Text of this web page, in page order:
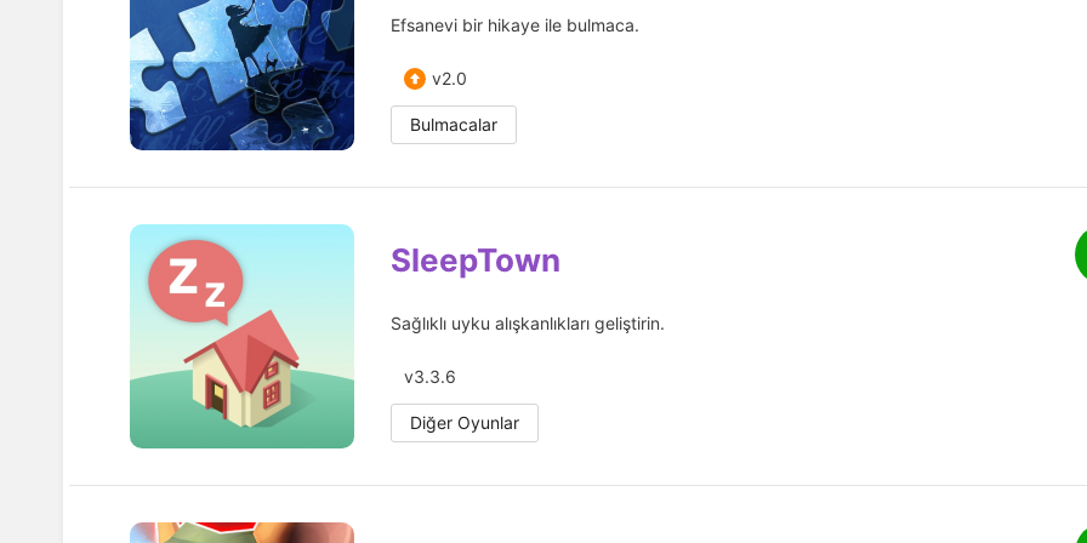
Efsanevi bir hikaye ile bulmaca.
v2.0
Bulmacalar
SleepTown
Sağlıklı uyku alışkanlıkları geliştirin.
v3.3.6
Diğer Oyunlar